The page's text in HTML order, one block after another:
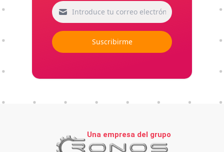
Suscribirme
Una empresa del grupo